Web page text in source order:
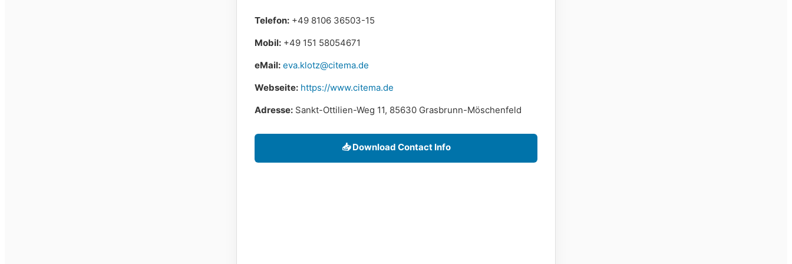
Telefon: +49 8106 36503-15
Mobil: +49 151 58054671
eMail: eva.klotz@citema.de
Webseite: https://www.citema.de
Adresse: Sankt-Ottilien-Weg 11, 85630 Grasbrunn-Möschenfeld
📥 Download Contact Info